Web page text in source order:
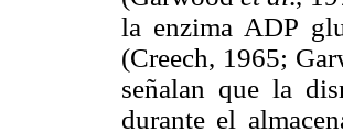
la enzima ADP
(Creech, 1965;
señalan que la
durante el